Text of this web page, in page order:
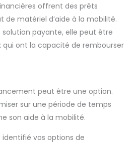
offrent des prêts
de matériel d’aide à la mobilité.
solution payante, elle peut être
qui ont la capacité de rembourser
peut être une option.
sur une période de temps
son aide à la mobilité.
identifié vos options de